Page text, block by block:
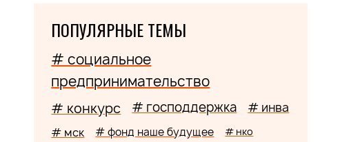
ПОПУЛЯРНЫЕ ТЕМЫ
# социальное
предпринимательство
# конкурс # господдержка # инва
# мск # фонд наше будущее # нко